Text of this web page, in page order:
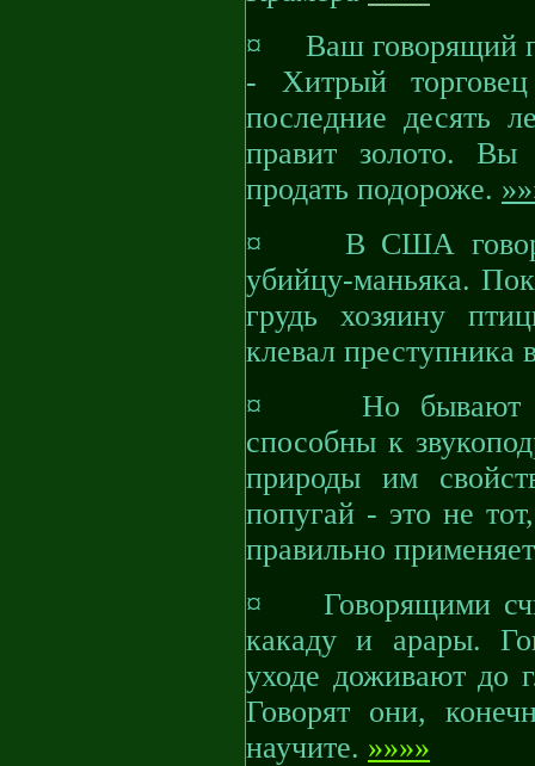
¤ Ваш говорящий
- Хитрый
последние десять
правит золото.
продать подороже.
¤ В США
убийцу-маньяка.
грудь хозяину
клевал преступника
¤ Но бывают
способны к
природы им
попугай - это не
правильно
¤ Говорящими
какаду и арары.
уходе доживают до
Говорят они,
научите. »»»»